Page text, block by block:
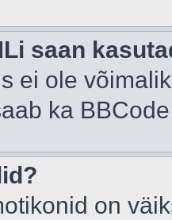
saan
ei ole
ka
on